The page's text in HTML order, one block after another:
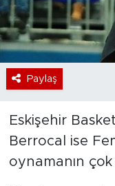
Paylaş
Eskişehir
Berrocal ise
oynamanın
Magazin
Dünya
Sektör